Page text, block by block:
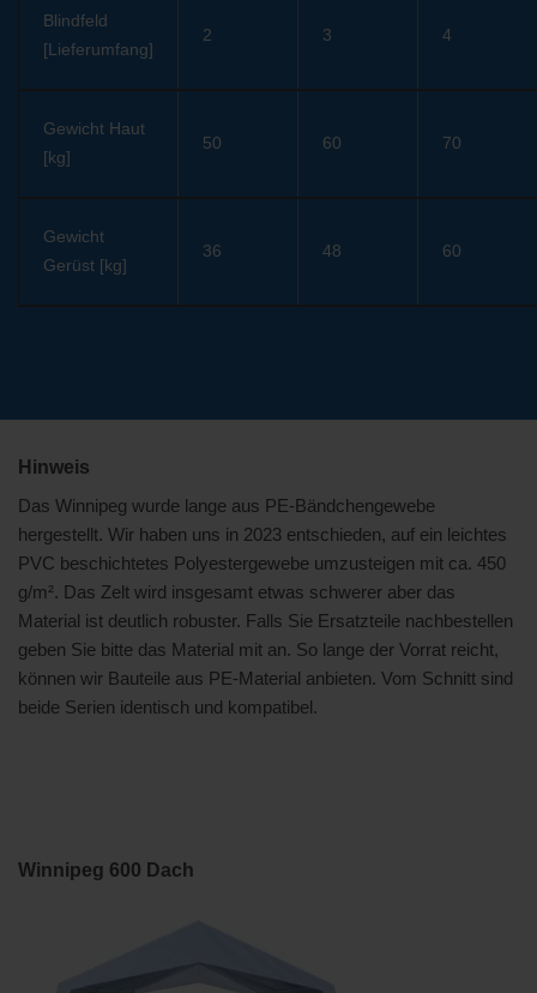
Blindfeld
[Lieferumfang]
2 3 4
Gewicht Haut
[kg]
50 60 70
Gewicht
Gerüst [kg]
36 48 60
Hinweis
Das Winnipeg wurde lange aus PE-Bändchengewebe
hergestellt. Wir haben uns in 2023 entschieden, auf ein leichtes
PVC beschichtetes Polyestergewebe umzusteigen mit ca. 450
g/m². Das Zelt wird insgesamt etwas schwerer aber das
Material ist deutlich robuster. Falls Sie Ersatzteile nachbestellen
geben Sie bitte das Material mit an. So lange der Vorrat reicht,
können wir Bauteile aus PE-Material anbieten. Vom Schnitt sind
beide Serien identisch und kompatibel.
Winnipeg 600 Dach